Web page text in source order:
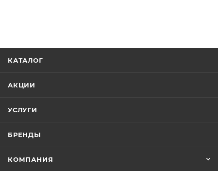
КАТАЛОГ
АКЦИИ
УСЛУГИ
БРЕНДЫ
КОМПАНИЯ